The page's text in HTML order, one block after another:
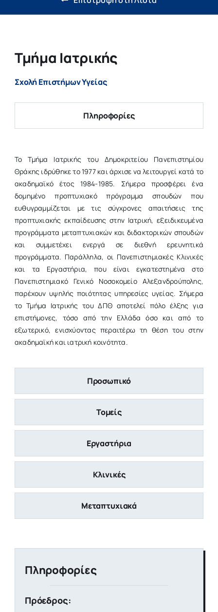
Έρευνα & Καινοτομία
Νέα
Επιτροπές
Τμήμα Ιατρικής
Σχολή Επιστήμων Υγείας
Πληροφορίες
Το Τμήμα Ιατρικής του Δημοκριτείου Πανεπιστημίου
Θράκης ιδρύθηκε το 1977 και άρχισε να λειτουργεί κατά το
ακαδημαϊκό έτος 1984-1985. Σήμερα προσφέρει ένα
δομημένο προπτυχιακό πρόγραμμα σπουδών που
ευθυγραμμίζεται με τις σύγχρονες απαιτήσεις της
προπτυχιακής εκπαίδευσης στην Ιατρική, εξειδικευμένα
προγράμματα μεταπτυχιακών και διδακτορικών σπουδών
και συμμετέχει ενεργά σε διεθνή ερευνητικά
προγράμματα. Παράλληλα, οι Πανεπιστημιακές Κλινικές
και τα Εργαστήρια, που είναι εγκατεστημένα στo
Πανεπιστημιακό Γενικό Νοσοκομείο Αλεξανδρούπολης,
παρέχουν υψηλής ποιότητας υπηρεσίες υγείας. Σήμερα
το Τμήμα Ιατρικής του ΔΠΘ αποτελεί πόλο έλξης για
επιστήμονες, τόσο από την Ελλάδα όσο και από το
εξωτερικό, ενισχύοντας περαιτέρω τη θέση του στην
ακαδημαϊκή και ιατρική κοινότητα.
Προσωπικό
Τομείς
Εργαστήρια
Κλινικές
Μεταπτυχιακά
Πληροφορίες
Πρόεδρος: